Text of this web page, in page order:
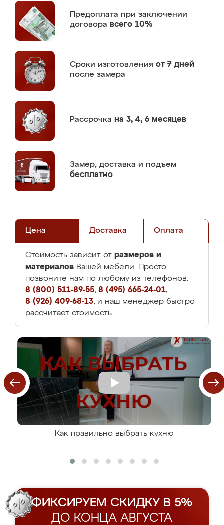
Предоплата при заключении
договора всего 10%
Сроки изготовления от 7 дней
после замера
Рассрочка на 3, 4, 6 месяцев
Замер, доставка и подъем
бесплатно
Цена Доставка Оплата
Стоимость зависит от размеров и
материалов Вашей мебели. Просто
позвоните нам по любому из телефонов:
8 (800) 511-89-55, 8 (495) 665-24-01,
8 (926) 409-68-13, и наш менеджер быстро
рассчитает стоимость.
Как правильно выбрать кухню
ФИКСИРУЕМ СКИДКУ В 5%
ДО КОНЦА АВГУСТА